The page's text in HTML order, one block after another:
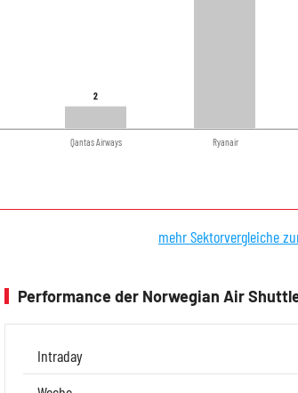
2
2
Qantas Airways Ryanair
mehr Sektorvergleiche
Performance der Norwegian Air
Intraday